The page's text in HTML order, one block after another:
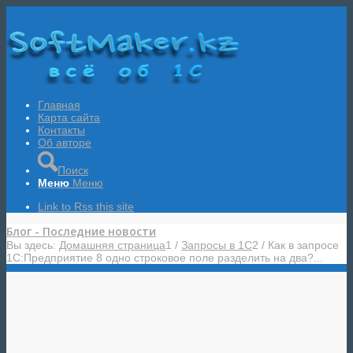
Главная
Карта сайта
Контакты
Об авторе
Поиск
Меню Меню
Link to Rss this site
Блог - Последние новости
Вы здесь: Домашняя страница1 / Запросы в 1С2 / Как в запросе
1С:Предприятие 8 одно строковое поле разделить на два?...